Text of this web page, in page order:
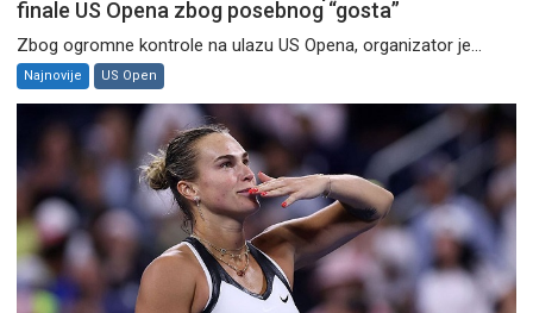
finale US Opena zbog posebnog “gosta”
Zbog ogromne kontrole na ulazu US Opena, organizator je...
Najnovije US Open